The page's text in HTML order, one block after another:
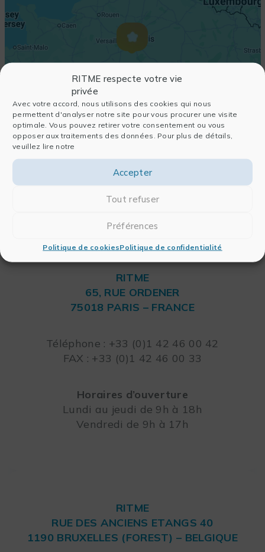
RITME respecte votre vie
privée
Avec votre accord, nous utilisons des cookies qui nous
permettent d'analyser notre site pour vous procurer une visite
optimale. Vous pouvez retirer votre consentement ou vous
opposer aux traitements des données. Pour plus de détails,
veuillez lire notre
Accepter
Tout refuser
Préférences
Politique de cookiesPolitique de confidentialité
RITME
65, RUE ORDENER
75018 PARIS – FRANCE
Téléphone : +33 (0)1 42 46 00 42
FAX : +33 (0)1 42 46 00 33
Horaires d’ouverture
Lundi au jeudi de 9h à 18h
Vendredi de 9h à 17h
RITME
RUE DES ANCIENS ETANGS 40
1190 BRUXELLES (FOREST) – BELGIQUE